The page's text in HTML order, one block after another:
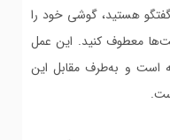
هستید، گوشی خود را
معطوف کنید. این عمل
است و به‌طرف مقابل این